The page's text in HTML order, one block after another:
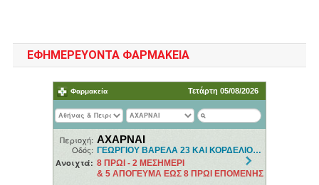
ΕΦΗΜΕΡΕΥΟΝΤΑ ΦΑΡΜΑΚΕΙΑ